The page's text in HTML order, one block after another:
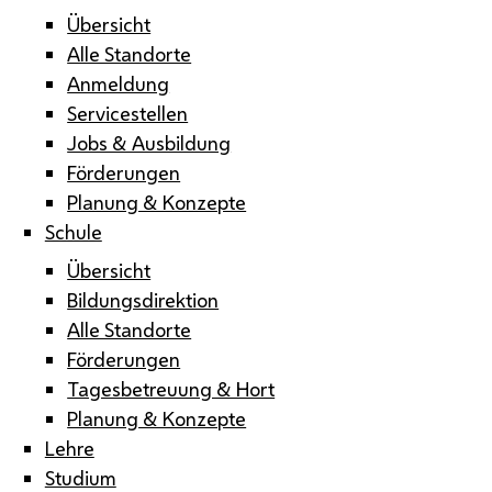
Übersicht
Alle Standorte
Anmeldung
Servicestellen
Jobs & Ausbildung
Förderungen
Planung & Konzepte
Schule
Übersicht
Bildungsdirektion
Alle Standorte
Förderungen
Tagesbetreuung & Hort
Planung & Konzepte
Lehre
Studium